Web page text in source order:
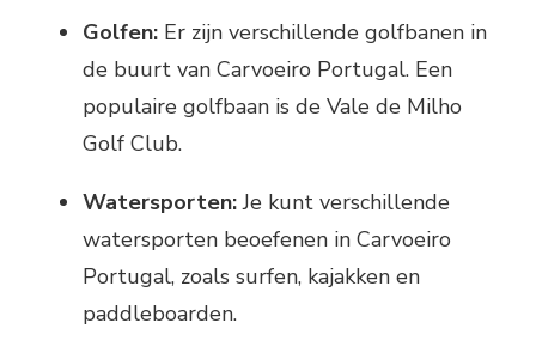
Golfen: Er zijn verschillende golfbanen in
de buurt van Carvoeiro Portugal. Een
populaire golfbaan is de Vale de Milho
Golf Club.
Watersporten:Je kunt verschillende
watersporten beoefenen in Carvoeiro
Portugal, zoals surfen, kajakken en
paddleboarden.